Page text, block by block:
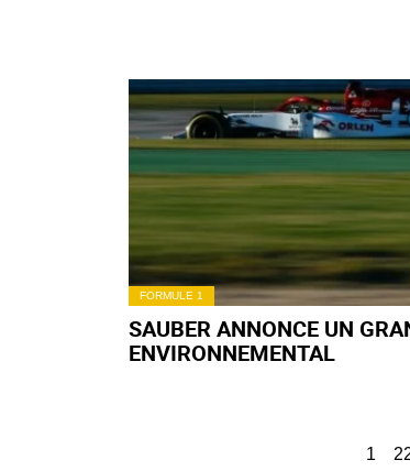
FORMULE 1
SAUBER ANNONCE UN
ENVIRONNEMENTAL
1